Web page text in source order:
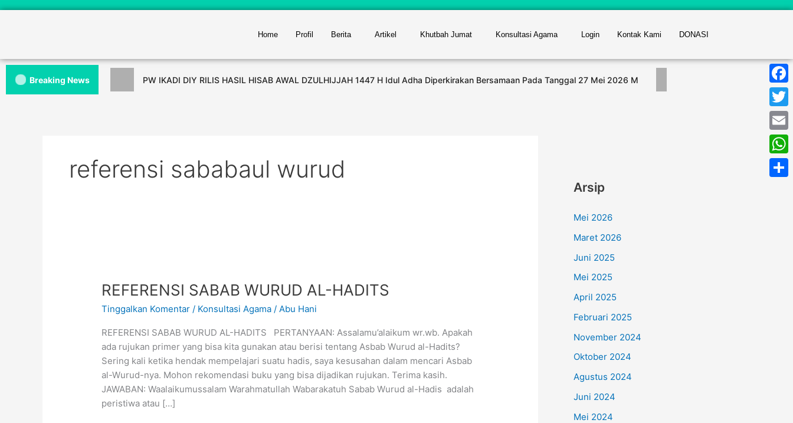
Home Profil Berita Artikel Khutbah Jumat Konsultasi Agama Login Kontak Kami DONASI
Breaking News PW IKADI DIY RILIS HASIL HISAB AWAL DZULHIJJAH 1447 H Idul Adha Diperkirakan Bersamaan Pada Tanggal 27 Mei 2026 M Buka Bersama dan
referensi sababaul wurud
REFERENSI SABAB WURUD AL-HADITS
Tinggalkan Komentar / Konsultasi Agama / Abu Hani
REFERENSI SABAB WURUD AL-HADITS PERTANYAAN: Assalamu’alaikum wr.wb. Apakah
ada rujukan primer yang bisa kita gunakan atau berisi tentang Asbab Wurud al-Hadits?
Sering kali ketika hendak mempelajari suatu hadis, saya kesusahan dalam mencari Asbab
al-Wurud-nya. Mohon rekomendasi buku yang bisa dijadikan rujukan. Terima kasih.
JAWABAN: Waalaikumussalam Warahmatullah Wabarakatuh Sabab Wurud al-Hadis adalah
peristiwa atau […]
Arsip
Mei 2026
Maret 2026
Juni 2025
Mei 2025
April 2025
Februari 2025
November 2024
Oktober 2024
Agustus 2024
Juni 2024
Mei 2024
Email